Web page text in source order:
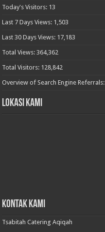
Today's Visitors: 13
Last 7 Days Views: 1,503
Last 30 Days Views: 17,183
Total Views:364,362
Total Visitors: 128,842
Overview of Search Engine Referrals:
Lokasi Kami
Kontak Kami
Tsabitah Catering Aqiqah